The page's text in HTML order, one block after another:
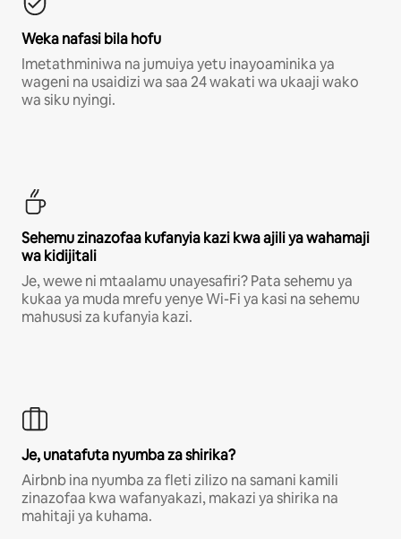
Weka nafasi bila hofu
Imetathminiwa na jumuiya yetu inayoaminika ya
wageni na usaidizi wa saa 24 wakati wa ukaaji wako
wa siku nyingi.
Sehemu zinazofaa kufanyia kazi kwa ajili ya wahamaji
wa kidijitali
Je, wewe ni mtaalamu unayesafiri? Pata sehemu ya
kukaa ya muda mrefu yenye Wi-Fi ya kasi na sehemu
mahususi za kufanyia kazi.
Je, unatafuta nyumba za shirika?
Airbnb ina nyumba za fleti zilizo na samani kamili
zinazofaa kwa wafanyakazi, makazi ya shirika na
mahitaji ya kuhama.